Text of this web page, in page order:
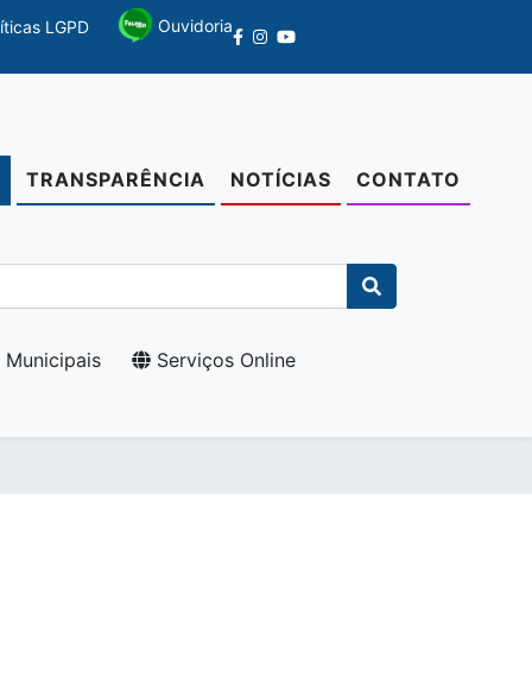
LGPD Ouvidoria
TRANSPARÊNCIA NOTÍCIAS CONTATO
Municipais
Serviços Online